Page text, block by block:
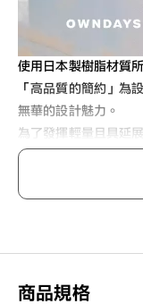
使用日本製樹脂材質
「高品質的簡約」為
無華的設計魅力。
為了發揮輕量且具延
薄。
採用日本製的 OS 鎖
況。
商品規格